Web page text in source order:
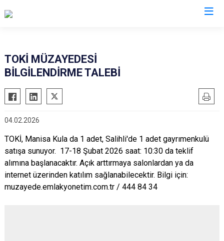
Ahmetli
Akhisar
Demirci
Gölmarmara
Gördes
Kırkağaç
Köprübaşı
Salihli
Soma
Turgutlu
Şehzadeler
Yunusemre
TOKİ MÜZAYEDESİ
BİLGİLENDİRME TALEBİ
04.02.2026
TOKİ, Manisa Kula da 1 adet, Salihli'de 1 adet gayrımenkulü
satışa sunuyor. 17-18 Şubat 2026 saat: 10:30 da teklif
alımına başlanacaktır. Açık arttırmaya salonlardan ya da
internet üzerinden katılım sağlanabilecektir. Bilgi için:
muzayede.emlakyonetim.com.tr / 444 84 34